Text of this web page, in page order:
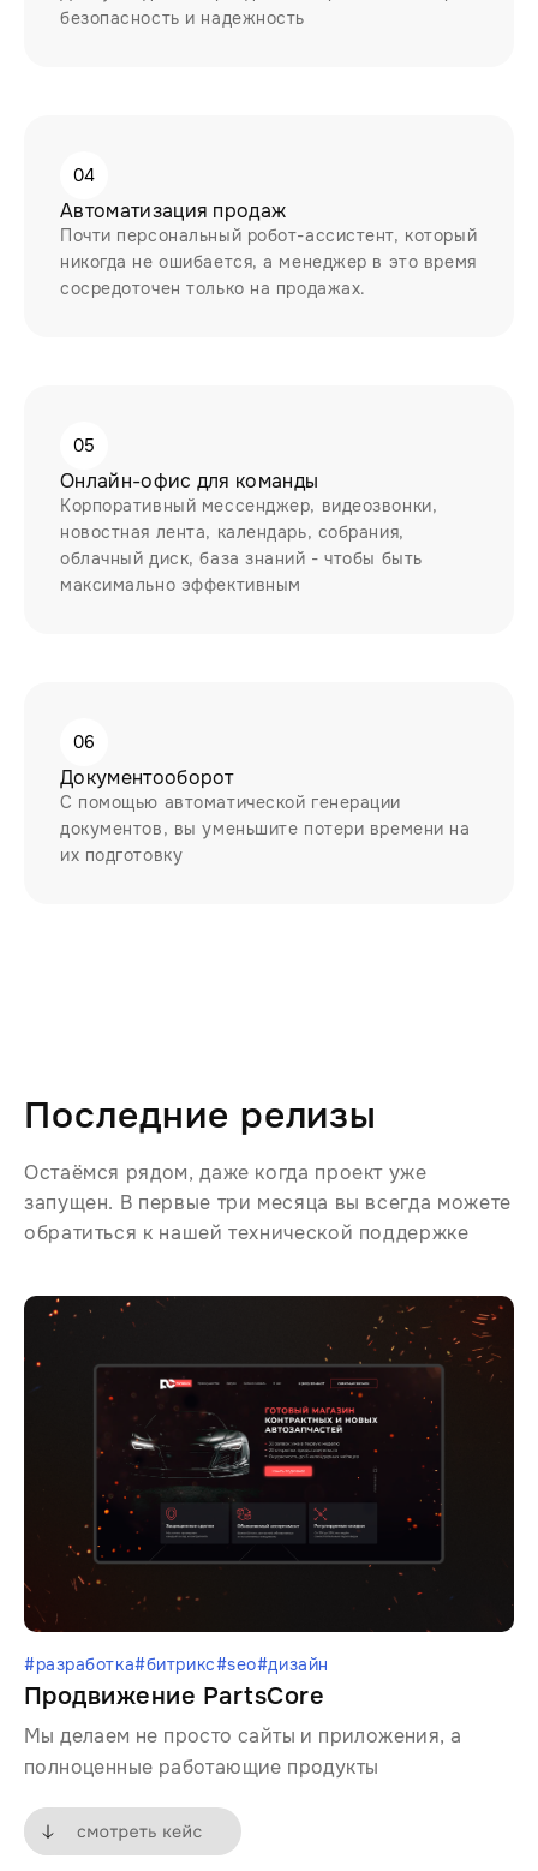
безопасность и надежность
04
Автоматизация продаж
Почти персональный робот-ассистент, который
никогда не ошибается, а менеджер в это время
сосредоточен только на продажах.
05
Онлайн-офис для команды
Корпоративный мессенджер, видеозвонки,
новостная лента, календарь, собрания,
облачный диск, база знаний - чтобы быть
максимально эффективным
06
Документооборот
С помощью автоматической генерации
документов, вы уменьшите потери времени на
их подготовку
Последние релизы
Остаёмся рядом, даже когда проект уже
запущен. В первые три месяца вы всегда можете
обратиться к нашей технической поддержке
#разработка#битрикс#seo#дизайн
Продвижение PartsCore
Мы делаем не просто сайты и приложения, а
полноценные работающие продукты